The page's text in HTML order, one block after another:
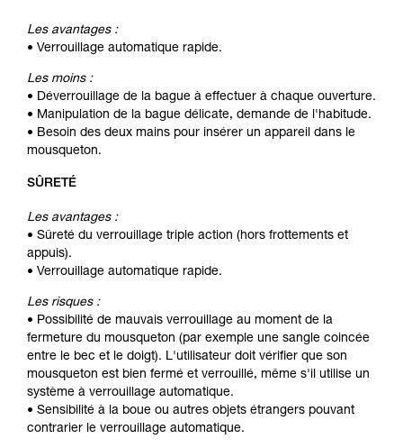
Les avantages :
• Verrouillage automatique rapide.
Les moins :
• Déverrouillage de la bague à effectuer à chaque ouverture.
• Manipulation de la bague délicate, demande de l'habitude.
• Besoin des deux mains pour insérer un appareil dans le
mousqueton.
SÛRETÉ
Les avantages :
• Sûreté du verrouillage triple action (hors frottements et
appuis).
• Verrouillage automatique rapide.
Les risques :
• Possibilité de mauvais verrouillage au moment de la
fermeture du mousqueton (par exemple une sangle coincée
entre le bec et le doigt). L'utilisateur doit vérifier que son
mousqueton est bien fermé et verrouillé, même s'il utilise un
système à verrouillage automatique.
• Sensibilité à la boue ou autres objets étrangers pouvant
contrarier le verrouillage automatique.